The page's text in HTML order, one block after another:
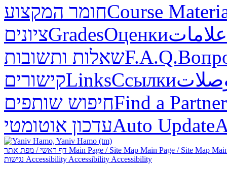
חומר המקצועCourse
ציוניםGradesОценкиعلامات
שאלות ותשובותF.A.Q.
קישוריםLinksСсылки
חיפוש שותפיםFind a Partner
עדכון אוטומטיAuto Update
Main Page / Site Map Main Page / Site Map
Accessibility Accessibility Accessibility